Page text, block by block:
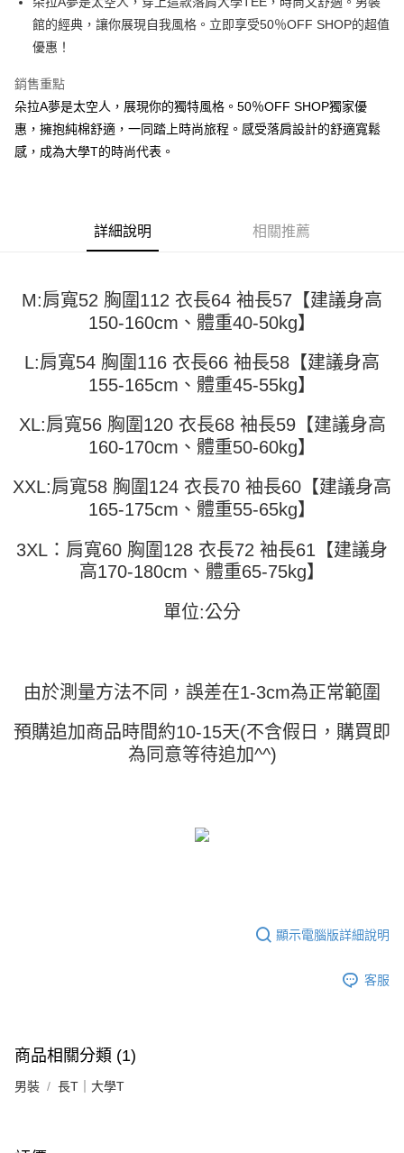
街口支付
Google Pay
全盈+PAY
1.本服務由台灣大哥大提供，台灣大哥大用戶可立即使用無須另外申請。
2.付款方式選擇「大哥付你分期」，訂單成立後會自動跳轉到大哥付的交易
流程，驗證手機門號後，選擇欲分期的期數、繳款截止日，確認付款後即完
3.實際核准額度、可分期數及費用金額請依後續交易確認頁面所載為準。
4.訂單成立30分鐘內，如未前往確認交易或遇審核未通過，訂單將自動取
消。如遇「轉專審核」未通過狀況，表示未達大哥付你分期系統評分，恕無
【繳款方式說明】
1.分期款項不併入電信帳單，「大哥付你分期」於每月結算日後寄送繳費提
帳／街口支付／iPASS MONEY」等通路繳費。
用戶於交易時，得透過本服務購買商品或服務，並由商店將買賣／分期付款
買賣價金債權讓與本公司後，依約使用本公司帳單繳交帳款。
2.基於同意付款使用「大哥付你分期」之契約關係目的，商店將以您的個人
由本公司與您本人進行分期帳單所需資料之確認、核對及更正。
3.完整用戶服務條款，請詳閱以下連結：https://oppay.tw/userRule
便利好安心！
１．簡單：不需註冊會員、不需綁卡、不需儲值。
２．便利：只要手機號碼，簡訊認證，即可結帳。
【「AFTEE先享後付」結帳流程】
１．於結帳方式選擇「AFTEE先享後付」後，將跳轉至「AFTEE先享後付」
２．訂單成立數日內，您將收到繳費通知簡訊。
３．收到繳費通知簡訊後14天內，點擊此簡訊中的連結，可透過四大超商／
ATM／網路銀行／等多元方式進行付款，方視為交易完成。
購買商品的店家。未經商家同意取消之訂單仍視為有效，需透過AFTEE先享
後付繳納相關費用。
※ 交易是否成功請以「AFTEE先享後付 」之結帳頁面顯示為準，若有關於
是否繳費成功／繳費後需取消欲退款等相關疑問，請聯繫「AFTEE先享後付
客戶支援中心」https://netprotections.freshdesk.com/support/home
１．透過由恩沛科技股份有限公司提供之「AFTEE先享後付」服務完成之交
易，需依本服務之必要範圍內提供個人資料，並將交易相關給付款項請求債
３．未成年的使用者請事先徵得法定代理人或監護人之同意方可使用
「AFTEE先享後付」，若未經同意申辦者引起之損失，本公司不負相關責
４．使用「AFTEE先享後付」時，將依據個別帳號之用戶狀況，依本公司即
時審查核予不同之上限額度；若仍有額度不足之情形，本公司將視審查結果
請求用戶進行身份認證。
全家取貨付款
每筆NT$45
每筆NT$45
每筆NT$45，滿NT$499(含以上)免運費
每筆NT$45，滿NT$499(含以上)免運費
每筆NT$70，滿NT$499(含以上)免運費
館的經典，讓你展現自我風格。立即享受50％OFF SHOP的超值
優惠！
銷售重點
朵拉A夢是太空人，展現你的獨特風格。50％OFF SHOP獨家優
惠，擁抱純棉舒適，一同踏上時尚旅程。感受落肩設計的舒適寬鬆
感，成為大學T的時尚代表。
詳細說明 相關推薦
M:肩寬52 胸圍112 衣長64 袖長57【建議身高
150-160cm、體重40-50kg】
L:肩寬54 胸圍116 衣長66 袖長58【建議身高
155-165cm、體重45-55kg】
XL:肩寬56 胸圍120 衣長68 袖長59【建議身高
160-170cm、體重50-60kg】
XXL:肩寬58 胸圍124 衣長70 袖長60【建議身高
165-175cm、體重55-65kg】
3XL：肩寬60 胸圍128 衣長72 袖長61【建議身
高170-180cm、體重65-75kg】
單位:公分
由於測量方法不同，誤差在1-3cm為正常範圍
預購追加商品時間約10-15天(不含假日，購買即
為同意等待追加^^)
顯示電腦版詳細說明
客服
商品相關分類 (1)
男裝 長T｜大學T